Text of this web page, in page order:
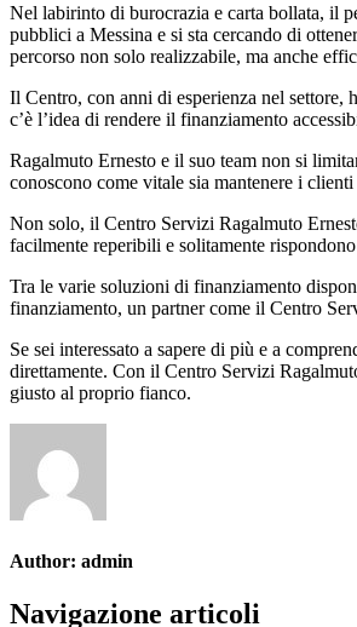
Nel labirinto di burocrazia e carta bollata, il
pubblici a Messina e si sta cercando di
percorso non solo realizzabile, ma anche
Il Centro, con anni di esperienza nel
c’è l’idea di rendere il finanziamento
Ragalmuto Ernesto e il suo team non si
conoscono come vitale sia mantenere i
Non solo, il Centro Servizi Ragalmuto
facilmente reperibili e solitamente
Tra le varie soluzioni di finanziamento
finanziamento, un partner come il Centro
Se sei interessato a sapere di più e a
direttamente. Con il Centro Servizi
giusto al proprio fianco.
Author: admin
Navigazione articoli